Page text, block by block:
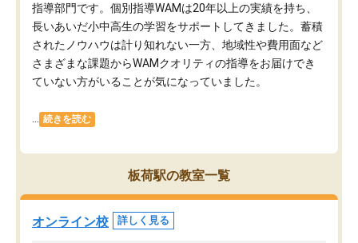
指導部門です。個別指導WAMは20年以上の実績を持ち、
長いあいだ小中高生の学習をサポートしてきました。蓄積
されたノウハウは計り知れない一方、地域性や費用面など
さまざまな課題からWAMクオリティの指導をお届けでき
ていない方がいることが気になっていました。
続きを読む
板荷駅の教室一覧
オンライン校 詳しく見る